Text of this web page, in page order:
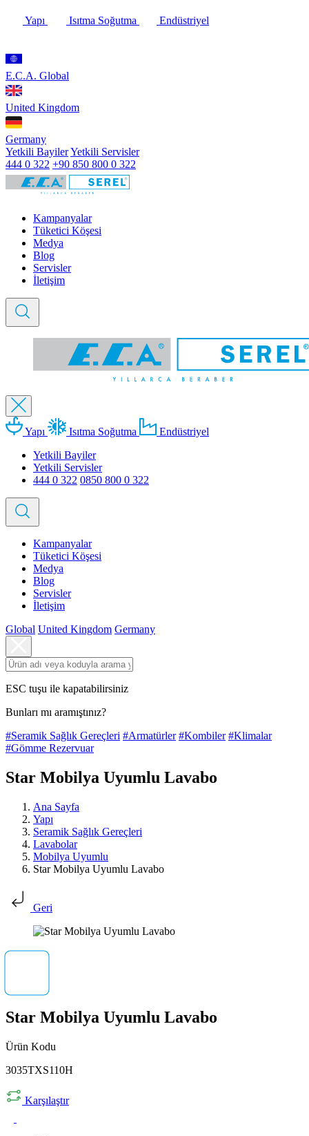
Yapı Isıtma Soğutma Endüstriyel
E.C.A. Global
United Kingdom
Germany
Yetkili BayilerYetkili Servisler
444 0 322 +90 850 800 0 322
Kampanyalar
Tüketici Köşesi
Medya
Blog
Servisler
İletişim
Yapı Isıtma Soğutma
Endüstriyel
Yetkili Bayiler
Yetkili Servisler
444 0 322 0850 800 0 322
Kampanyalar
Tüketici Köşesi
Medya
Blog
Servisler
İletişim
Global United Kingdom Germany
ESC tuşu ile kapatabilirsiniz
Bunları mı aramıştınız?
#Seramik Sağlık Gereçleri #Armatürler #Kombiler #Klimalar
#Gömme Rezervuar
Star Mobilya Uyumlu Lavabo
Ana Sayfa
Yapı
Seramik Sağlık Gereçleri
Lavabolar
Mobilya Uyumlu
Star Mobilya Uyumlu Lavabo
Geri
Star Mobilya Uyumlu Lavabo
Ürün Kodu
3035TXS110H
Karşılaştır